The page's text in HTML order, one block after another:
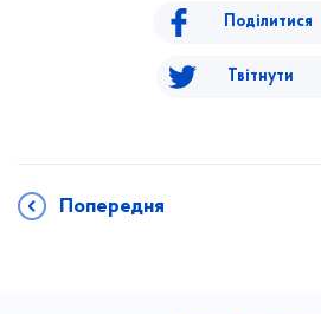
Поділитися
Твітнути
Попередня